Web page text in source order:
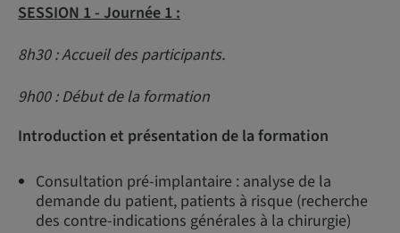
SESSION 1 -Journée 1 :
8h30 : Accueil des participants.
9h00 : Début de la formation
Introduction et présentation de la formation
Consultation pré-implantaire : analyse de la
demande du patient, patients à risque (recherche
des contre-indications générales à la chirurgie)